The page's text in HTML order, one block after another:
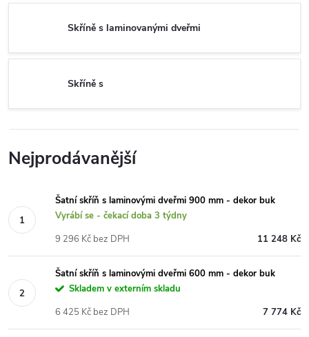
Skříně s laminovanými dveřmi
Skříně s
Nejprodávanější
Šatní skříň s laminovými dveřmi 900 mm - dekor buk
Vyrábí se - čekací doba 3 týdny
11 248 Kč
9 296 Kč bez DPH
Šatní skříň s laminovými dveřmi 600 mm - dekor buk
Skladem v externím skladu
7 774 Kč
6 425 Kč bez DPH